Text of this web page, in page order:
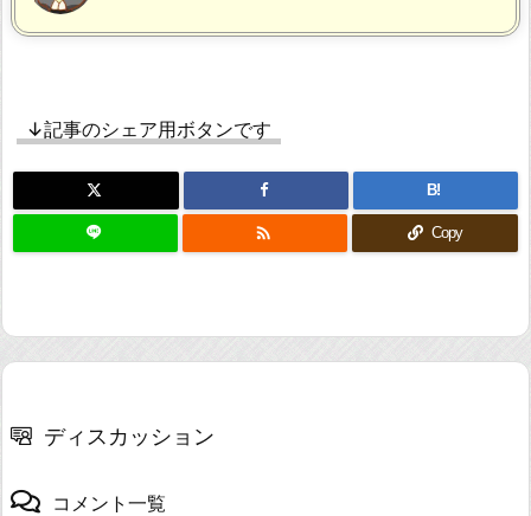
↓記事のシェア用ボタンです
B!
 Copy
ディスカッション
コメント一覧